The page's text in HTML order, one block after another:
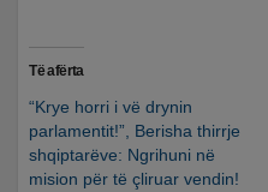
Të afërta
“Krye horri i vë drynin
parlamentit!”, Berisha thirrje
shqiptarëve: Ngrihuni në
mision për të çliruar vendin!